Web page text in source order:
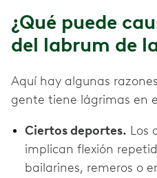
¿Qué puede
del labrum de
Aquí hay algunas
gente tiene lágrimas en
Ciertos deportes. Los
implican flexión
bailarines, remeros o